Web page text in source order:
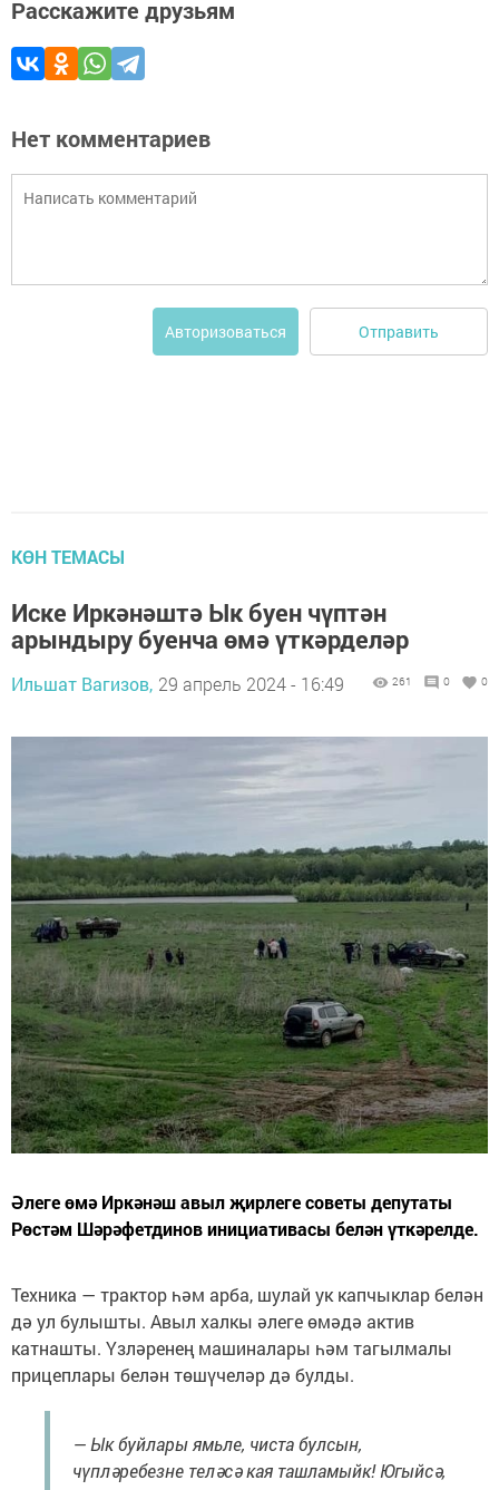
Расскажите друзьям
Нет комментариев
Авторизоваться Отправить
КӨН ТЕМАСЫ
Иске Иркәнәштә Ык буен чүптән
арындыру буенча өмә үткәрделәр
Ильшат Вагизов, 29 апрель 2024 - 16:49 261 0 0
Әлеге өмә Иркәнәш авыл җирлеге советы депутаты
Рөстәм Шәрәфетдинов инициативасы белән үткәрелде.
Техника — трактор һәм арба, шулай ук капчыклар белән
дә ул булышты. Авыл халкы әлеге өмәдә актив
катнашты. Үзләренең машиналары һәм тагылмалы
прицеплары белән төшүчеләр дә булды.
— Ык буйлары ямьле, чиста булсын,
чүпләребезне теләсә кая ташламыйк! Югыйсә,